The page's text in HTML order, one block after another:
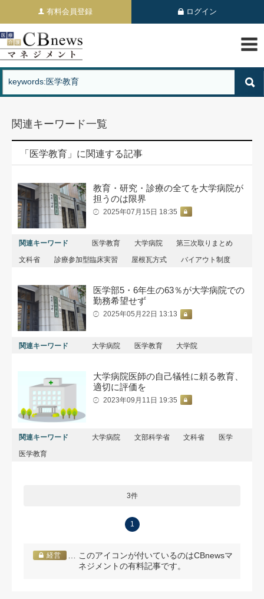
有料会員登録 ログイン
関連キーワード一覧
「医学教育」に関連する記事
教育・研究・診療の全てを大学病院が
担うのは限界
2025年07月15日 18:35
関連キーワード 医学教育 大学病院
第三次取りまとめ
文科省
診療参加型臨床実習 屋根瓦方式 バイアウト制度
医学部5・6年生の63％が大学病院での
勤務希望せず
2025年05月22日 13:13
関連キーワード 大学病院 医学教育 大学院
大学病院医師の自己犠牲に頼る教育、
適切に評価を
2023年09月11日 19:35
関連キーワード 大学病院 文部科学省 文科省
医学
医学教育
3件
1
経営
… このアイコンが付いているのはCBnewsマ
ネジメントの有料記事です。